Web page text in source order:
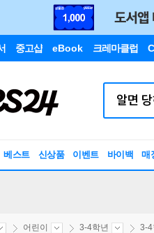
중고샵 eBook 크레마클럽
베스트 신상품 이벤트 바이백 매
어린이 3-4학년 3-4